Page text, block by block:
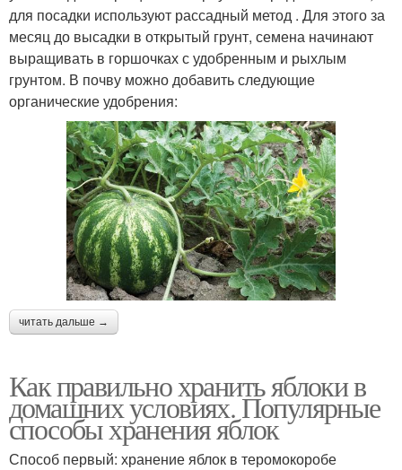
для посадки используют рассадный метод . Для этого за
месяц до высадки в открытый грунт, семена начинают
выращивать в горшочках с удобренным и рыхлым
грунтом. В почву можно добавить следующие
органические удобрения:
читать дальше →
Как правильно хранить яблоки в
домашних условиях. Популярные
способы хранения яблок
Способ первый: хранение яблок в теромокоробе